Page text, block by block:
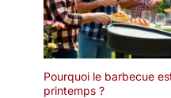
Pourquoi le barbecue
printemps ?